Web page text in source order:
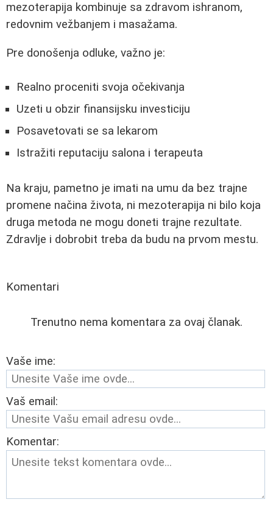
mezoterapija kombinuje sa zdravom ishranom,
redovnim vežbanjem i masažama.
Pre donošenja odluke, važno je:
Realno proceniti svoja očekivanja
Uzeti u obzir finansijsku investiciju
Posavetovati se sa lekarom
Istražiti reputaciju salona i terapeuta
Na kraju, pametno je imati na umu da bez trajne
promene načina života, ni mezoterapija ni bilo koja
druga metoda ne mogu doneti trajne rezultate.
Zdravlje i dobrobit treba da budu na prvom mestu.
Komentari
Trenutno nema komentara za ovaj članak.
Vaše ime:
Vaš email:
Komentar: